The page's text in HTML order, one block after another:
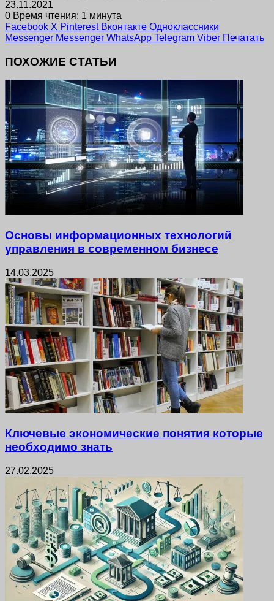
23.11.2021
0 Время чтения: 1 минута
Facebook X Pinterest Вконтакте Одноклассники
Messenger Messenger WhatsApp Telegram Viber Печатать
ПОХОЖИЕ СТАТЬИ
Основы информационных технологий
управления в современном бизнесе
14.03.2025
Ключевые экономические понятия которые
необходимо знать
27.02.2025